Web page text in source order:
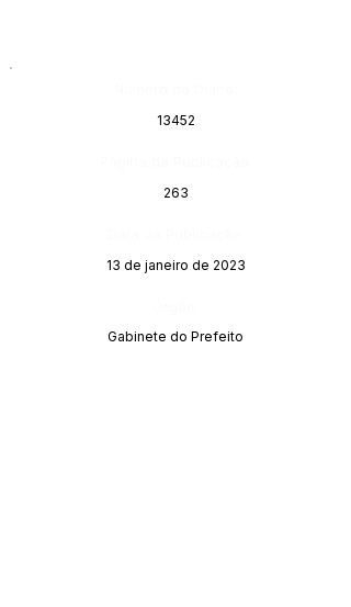
13452
263
13 de janeiro de 2023
Gabinete do Prefeito